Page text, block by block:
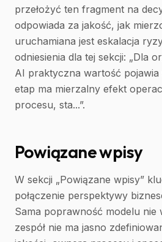
przełożyć ten fragment na
odpowiada za jakość, jak
uruchamiana jest eskalacja
odniesienia dla tej sekcji: „Dla
AI praktyczna wartość pojawia
etap ma mierzalny efekt
procesu, sta...”.
Powiązane wpisy
W sekcji „Powiązane wpisy”
połączenie perspektywy
Sama poprawność modelu nie
zespół nie ma jasno